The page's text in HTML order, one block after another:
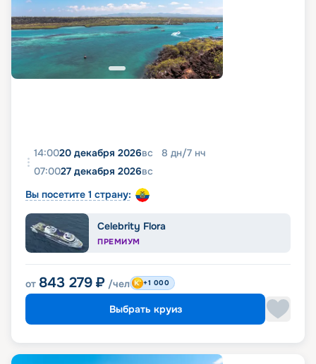
14:0020 декабря 2026вс 8 дн/7 нч
07:0027 декабря 2026вс
Вы посетите 1 страну:
Celebrity Flora
ПРЕМИУМ
от 843 279 ₽ /чел +1 000
Выбрать круиз